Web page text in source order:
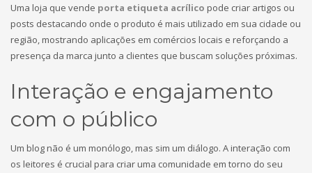
Uma loja que vende porta etiqueta acrílico pode criar artigos ou
posts destacando onde o produto é mais utilizado em sua cidade ou
região, mostrando aplicações em comércios locais e reforçando a
presença da marca junto a clientes que buscam soluções próximas.
Interação e engajamento
com o público
Um blog não é um monólogo, mas sim um diálogo. A interação com
os leitores é crucial para criar uma comunidade em torno do seu